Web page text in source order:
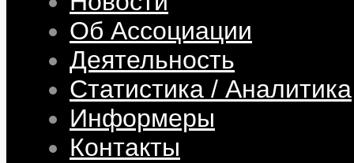
Об Ассоциации
Деятельность
Статистика / Аналитика
Информеры
Контакты